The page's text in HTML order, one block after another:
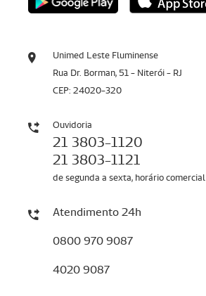
Unimed Leste Fluminense
Rua Dr. Borman, 51 - Niterói - RJ
CEP: 24020-320
Ouvidoria
21 3803-1120
21 3803-1121
de segunda a sexta, horário comercial
Atendimento 24h
0800 970 9087
4020 9087